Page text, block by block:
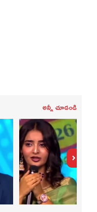
అన్నీ చూడండి